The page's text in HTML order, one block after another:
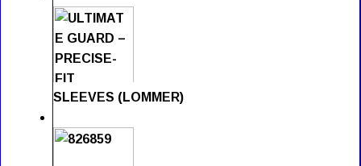
SLEEVES (LOMMER)